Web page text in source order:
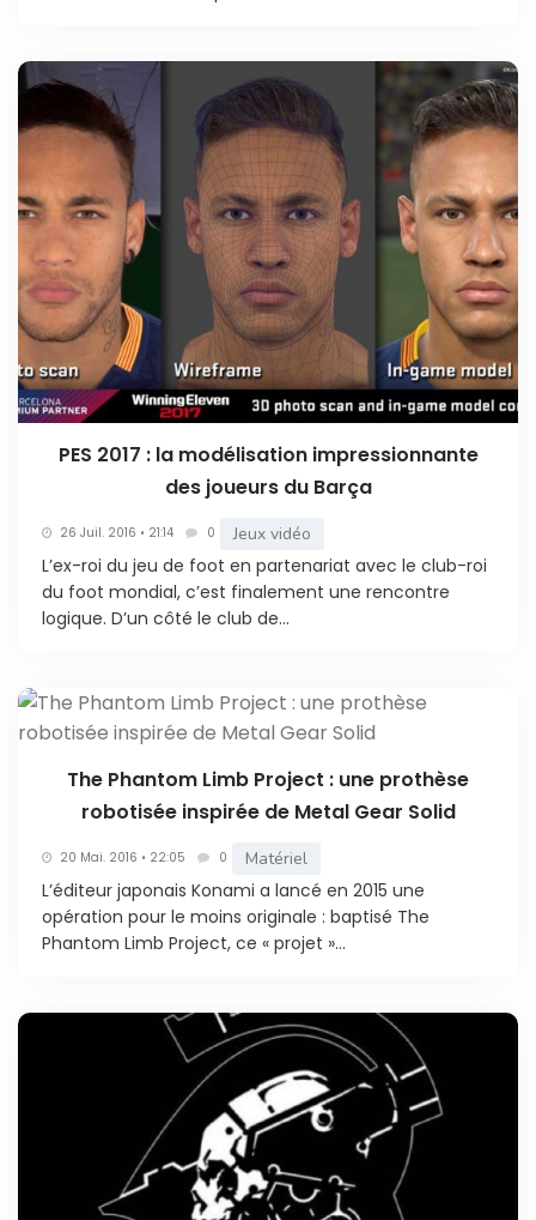
PES 2017 : la modélisation impressionnante
des joueurs du Barça
26 Juil. 2016 • 21:14 0 Jeux vidéo
L’ex-roi du jeu de foot en partenariat avec le club-roi
du foot mondial, c’est finalement une rencontre
logique. D’un côté le club de...
The Phantom Limb Project : une prothèse
robotisée inspirée de Metal Gear Solid
20 Mai. 2016 • 22:05 0 Matériel
L’éditeur japonais Konami a lancé en 2015 une
opération pour le moins originale : baptisé The
Phantom Limb Project, ce « projet »...